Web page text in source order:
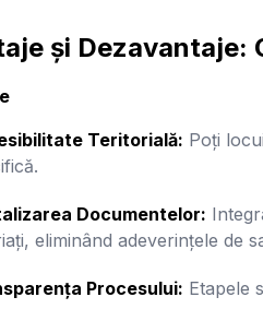
și Dezavantaje:
Teritorială: Poți
Documentelor:
eliminând adeverințele de
Procesului: Etapele